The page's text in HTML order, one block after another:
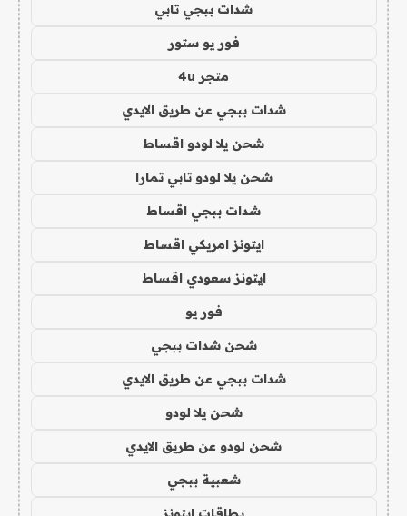
شدات ببجي تابي
فور يو ستور
متجر 4u
شدات ببجي عن طريق الايدي
شحن يلا لودو اقساط
شحن يلا لودو تابي تمارا
شدات ببجي اقساط
ايتونز امريكي اقساط
ايتونز سعودي اقساط
فور يو
شحن شدات ببجي
شدات ببجي عن طريق الايدي
شحن يلا لودو
شحن لودو عن طريق الايدي
شعبية ببجي